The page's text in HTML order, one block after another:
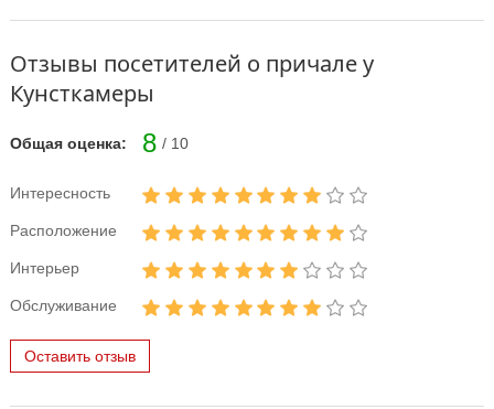
Отзывы посетителей о причале у
Кунсткамеры
Общая оценка: 8 / 10
Интересность
Расположение
Интерьер
Обслуживание
Оставить отзыв